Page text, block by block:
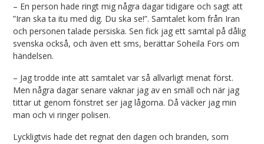
– En person hade ringt mig några dagar tidigare och sagt att
”Iran ska ta itu med dig. Du ska se!”. Samtalet kom från Iran
och personen talade persiska. Sen fick jag ett samtal på dålig
svenska också, och även ett sms, berättar Soheila Fors om
händelsen.
– Jag trodde inte att samtalet var så allvarligt menat först.
Men några dagar senare vaknar jag av en smäll och när jag
tittar ut genom fönstret ser jag lågorna. Då väcker jag min
man och vi ringer polisen.
Lyckligtvis hade det regnat den dagen och branden, som